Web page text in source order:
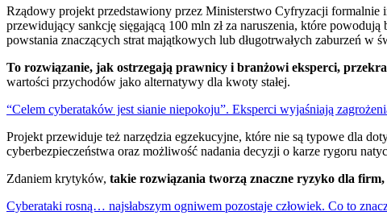
Rządowy projekt przedstawiony przez Ministerstwo Cyfryzacji
przewidujący sankcję sięgającą 100 mln zł za naruszenia, które
powstania znaczących strat majątkowych lub długotrwałych zaburzeń w
To rozwiązanie, jak ostrzegają prawnicy i branżowi eksperci,
wartości przychodów jako alternatywy dla kwoty stałej.
“Celem cyberataków jest sianie niepokoju”. Eksperci wyjaśniają
Projekt przewiduje też narzędzia egzekucyjne, które nie są typowe dla
cyberbezpieczeństwa oraz możliwość nadania decyzji o karze rygoru
Zdaniem krytyków, takie rozwiązania tworzą znaczne ryzyko dla firm,
Cyberataki rosną… najsłabszym ogniwem pozostaje człowiek. Co to